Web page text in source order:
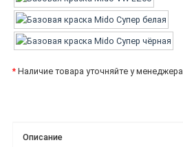
* Наличие товара уточняйте у менеджера
Описание